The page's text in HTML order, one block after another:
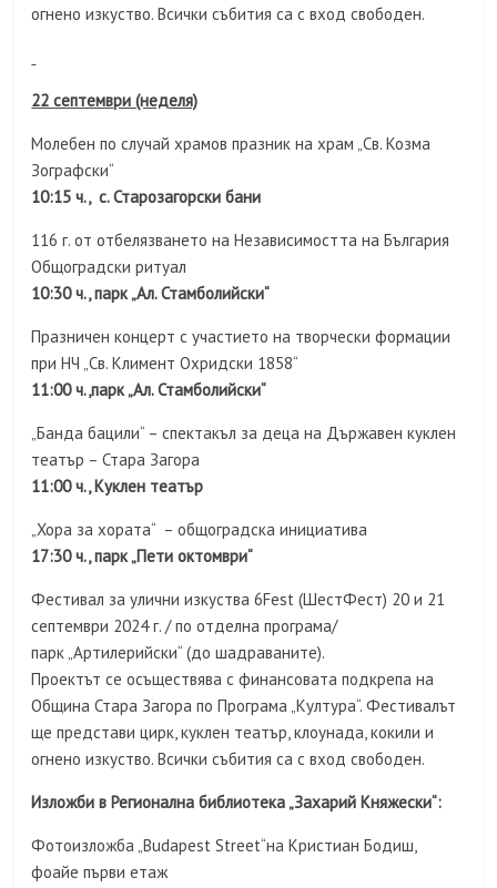
огнено изкуство. Всички събития са с вход свободен.
22 септември(неделя)
Молебен по случай храмов празник на храм „Св. Козма
Зографски“
10:15 ч., с. Старозагорски бани
116 г. от отбелязването на Независимостта на България
Общоградски ритуал
10:30 ч., парк „Ал. Стамболийски“
Празничен концерт с участието на творчески формации
при НЧ „Св. Климент Охридски 1858“
11:00 ч.,парк „Ал. Стамболийски“
„Банда бацили“ – спектакъл за деца на Държавен куклен
театър – Стара Загора
11:00 ч., Куклен театър
„Хора за хората“ – общоградска инициатива
17:30 ч., парк „Пети октомври“
Фестивал за улични изкуства 6Fest (ШестФест) 20 и 21
септември 2024 г. / по отделна програма/
парк „Артилерийски“ (до шадраваните).
Проектът се осъществява с финансовата подкрепа на
Община Стара Загора по Програма „Култура“. Фестивалът
ще представи цирк, куклен театър, клоунада, кокили и
огнено изкуство. Всички събития са с вход свободен.
Изложби в Регионална библиотека „Захарий Княжески“:
Фотоизложба „Budapest Street“на Кристиан Бодиш,
фоайе първи етаж